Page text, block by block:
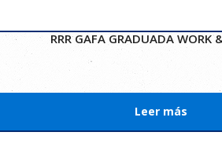
RRR GAFA GRADUADA WORK
Leer más